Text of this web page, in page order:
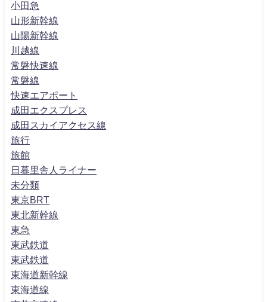
小田急
山形新幹線
山陽新幹線
川越線
常磐快速線
常磐線
快速エアポート
成田エクスプレス
成田スカイアクセス線
旅行
旅館
日暮里舎人ライナー
未分類
東京BRT
東北新幹線
東急
東武鉄道
東武鉄道
東海道新幹線
東海道線